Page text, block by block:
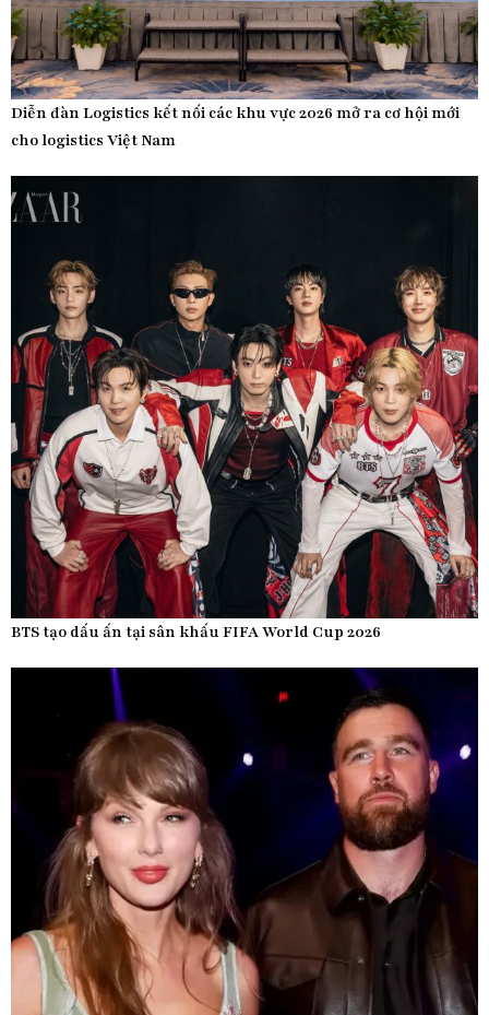
Diễn đàn Logistics kết nối các khu vực 2026 mở ra cơ hội mới
cho logistics Việt Nam
BTS tạo dấu ấn tại sân khấu FIFA World Cup 2026